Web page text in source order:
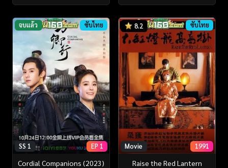
จบแล้ว ซับไทย
SS 1 EP 1
Cordial Companions (2023)
8.2 ซับไทย
Movie 1991
Raise the Red Lantern